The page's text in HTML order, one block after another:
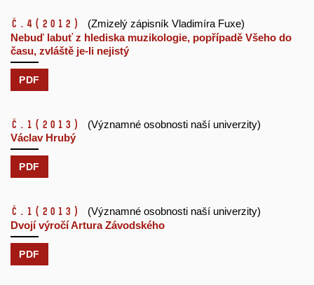
č.4 (2012)
(Zmizelý zápisník Vladimíra Fuxe)
Nebuď labuť z hlediska muzikologie, popřípadě Všeho do
času, zvláště je-li nejistý
PDF
č.1 (2013)
(Významné osobnosti naší univerzity)
Václav Hrubý
PDF
č.1 (2013)
(Významné osobnosti naší univerzity)
Dvojí výročí Artura Závodského
PDF